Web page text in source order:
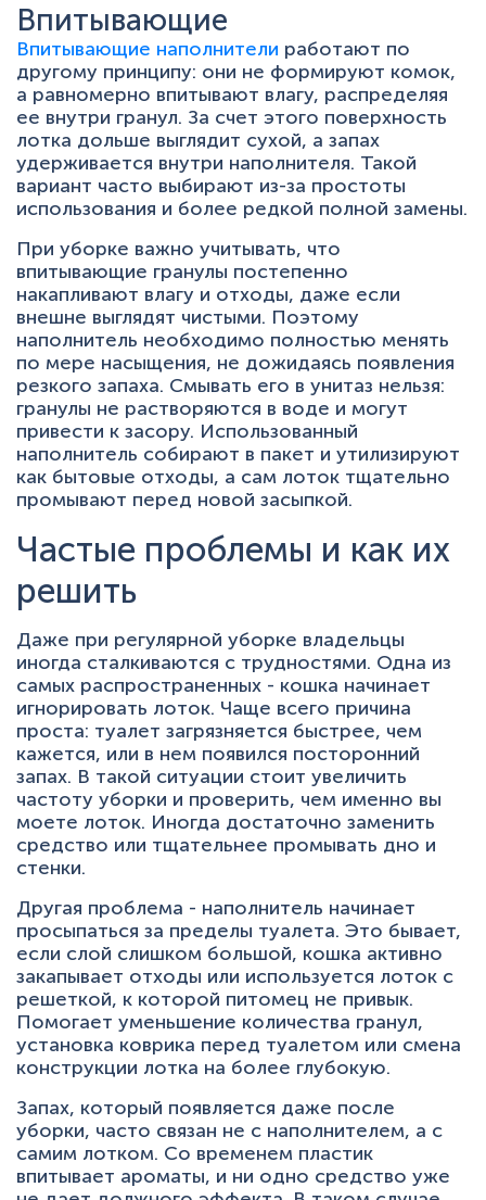
Впитывающие
Впитывающие наполнители работают по
другому принципу: они не формируют комок,
а равномерно впитывают влагу, распределяя
ее внутри гранул. За счет этого поверхность
лотка дольше выглядит сухой, а запах
удерживается внутри наполнителя. Такой
вариант часто выбирают из-за простоты
использования и более редкой полной замены.
При уборке важно учитывать, что
впитывающие гранулы постепенно
накапливают влагу и отходы, даже если
внешне выглядят чистыми. Поэтому
наполнитель необходимо полностью менять
по мере насыщения, не дожидаясь появления
резкого запаха. Смывать его в унитаз нельзя:
гранулы не растворяются в воде и могут
привести к засору. Использованный
наполнитель собирают в пакет и утилизируют
как бытовые отходы, а сам лоток тщательно
промывают перед новой засыпкой.
Частые проблемы и как их
решить
Даже при регулярной уборке владельцы
иногда сталкиваются с трудностями. Одна из
самых распространенных - кошка начинает
игнорировать лоток. Чаще всего причина
проста: туалет загрязняется быстрее, чем
кажется, или в нем появился посторонний
запах. В такой ситуации стоит увеличить
частоту уборки и проверить, чем именно вы
моете лоток. Иногда достаточно заменить
средство или тщательнее промывать дно и
стенки.
Другая проблема - наполнитель начинает
просыпаться за пределы туалета. Это бывает,
если слой слишком большой, кошка активно
закапывает отходы или используется лоток с
решеткой, к которой питомец не привык.
Помогает уменьшение количества гранул,
установка коврика перед туалетом или смена
конструкции лотка на более глубокую.
Запах, который появляется даже после
уборки, часто связан не с наполнителем, а с
самим лотком. Со временем пластик
впитывает ароматы, и ни одно средство уже